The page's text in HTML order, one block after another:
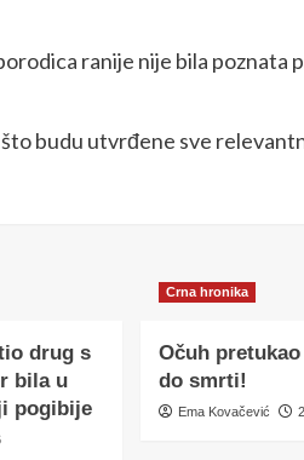
ranije nije bila poznata
budu utvrđene sve
drug s
bila u
pogibije
Crna hronika
Očuh
do smrti!
Ema Kovačević